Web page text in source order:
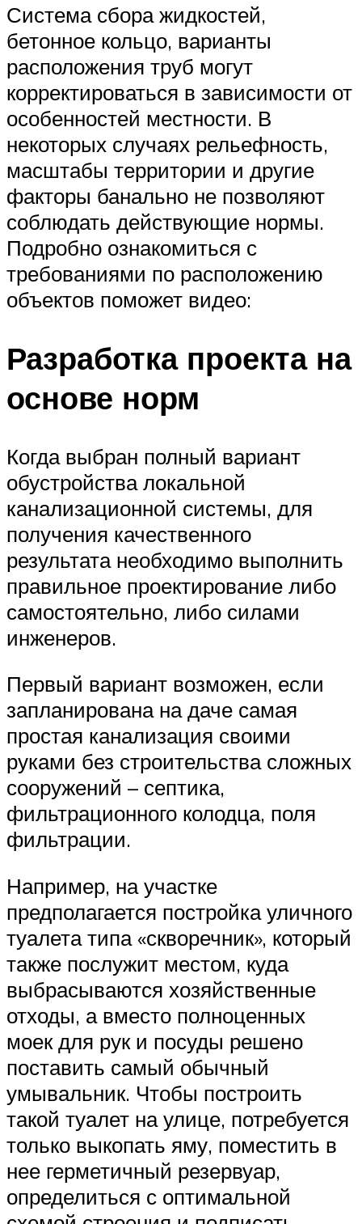
Система сбора жидкостей,
бетонное кольцо, варианты
расположения труб могут
корректироваться в зависимости от
особенностей местности. В
некоторых случаях рельефность,
масштабы территории и другие
факторы банально не позволяют
соблюдать действующие нормы.
Подробно ознакомиться с
требованиями по расположению
объектов поможет видео:
Разработка проекта на
основе норм
Когда выбран полный вариант
обустройства локальной
канализационной системы, для
получения качественного
результата необходимо выполнить
правильное проектирование либо
самостоятельно, либо силами
инженеров.
Первый вариант возможен, если
запланирована на даче самая
простая канализация своими
руками без строительства сложных
сооружений – септика,
фильтрационного колодца, поля
фильтрации.
Например, на участке
предполагается постройка уличного
туалета типа «скворечник», который
также послужит местом, куда
выбрасываются хозяйственные
отходы, а вместо полноценных
моек для рук и посуды решено
поставить самый обычный
умывальник. Чтобы построить
такой туалет на улице, потребуется
только выкопать яму, поместить в
нее герметичный резервуар,
определиться с оптимальной